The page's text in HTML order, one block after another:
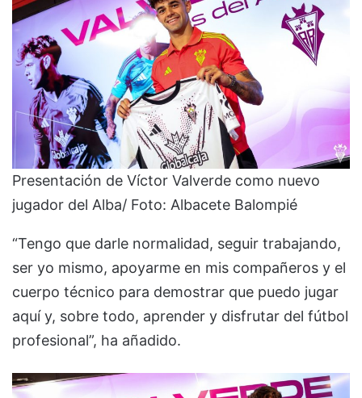
Presentación de Víctor Valverde como nuevo
jugador del Alba/ Foto: Albacete Balompié
“Tengo que darle normalidad, seguir trabajando,
ser yo mismo, apoyarme en mis compañeros y el
cuerpo técnico para demostrar que puedo jugar
aquí y, sobre todo, aprender y disfrutar del fútbol
profesional”, ha añadido.